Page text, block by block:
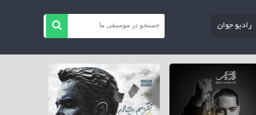
رادیو جوان